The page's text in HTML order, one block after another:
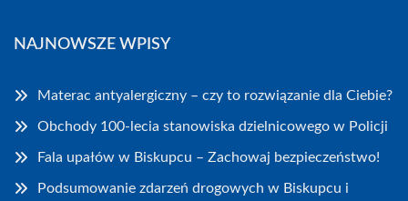
NAJNOWSZE WPISY
Materac antyalergiczny – czy to rozwiązanie dla Ciebie?
Obchody 100-lecia stanowiska dzielnicowego w Policji
Fala upałów w Biskupcu – Zachowaj bezpieczeństwo!
Podsumowanie zdarzeń drogowych w Biskupcu i